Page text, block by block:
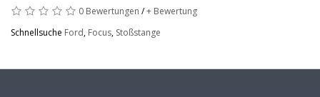
0 Bewertungen /+ Bewertung
Schnellsuche Ford, Focus, Stoßstange